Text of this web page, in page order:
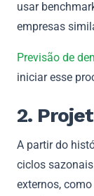
usar
empresas
Previsão de
iniciar esse
2.
A partir do
ciclos
externos,